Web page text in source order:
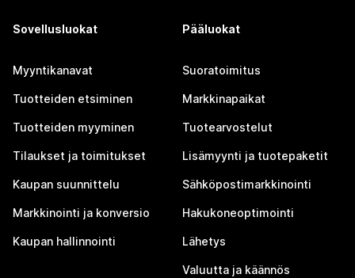
Sovellusluokat
Myyntikanavat
Tuotteiden etsiminen
Tuotteiden myyminen
Tilaukset ja toimitukset
Kaupan suunnittelu
Markkinointi ja konversio
Kaupan hallinnointi
Pääluokat
Suoratoimitus
Markkinapaikat
Tuotearvostelut
Lisämyynti ja tuotepaketit
Sähköpostimarkkinointi
Hakukoneoptimointi
Lähetys
Valuutta ja käännös